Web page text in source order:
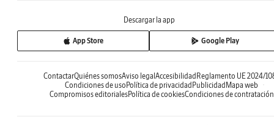
Descargar la app
App Store Google Play
ContactarQuiénes somosAviso legalAccesibilidadReglamento UE 2024/
Condiciones de usoPolítica de privacidadPublicidadMapa web
Compromisos editorialesPolítica de cookiesCondiciones de contratación